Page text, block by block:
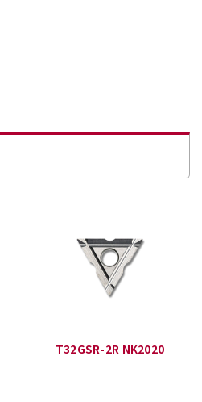
T32GSR-2R NK2020